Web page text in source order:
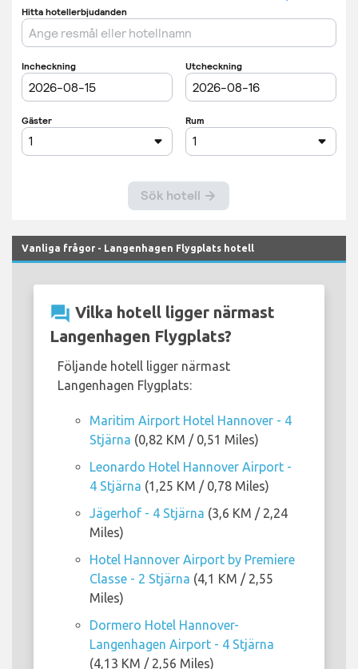
Vanliga frågor - Langenhagen Flygplats hotell
question_answer Vilka hotell ligger närmast
Langenhagen Flygplats?
Följande hotell ligger närmast
Langenhagen Flygplats:
Maritim Airport Hotel Hannover - 4
Stjärna (0,82 KM / 0,51 Miles)
Leonardo Hotel Hannover Airport -
4 Stjärna (1,25 KM / 0,78 Miles)
Jägerhof - 4 Stjärna (3,6 KM / 2,24
Miles)
Hotel Hannover Airport by Premiere
Classe - 2 Stjärna (4,1 KM / 2,55
Miles)
Dormero Hotel Hannover-
Langenhagen Airport - 4 Stjärna
(4,13 KM / 2,56 Miles)